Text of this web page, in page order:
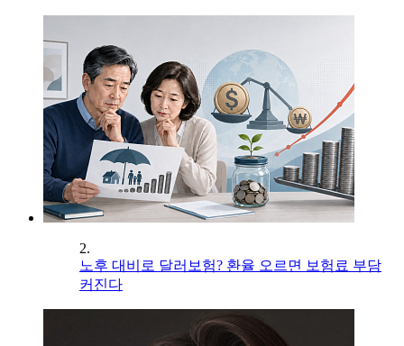
2.
노후 대비로 달러보험? 환율 오르면 보험료 부담
커진다